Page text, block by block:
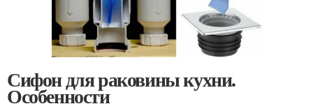
Сифон для раковины кухни.
Особенности